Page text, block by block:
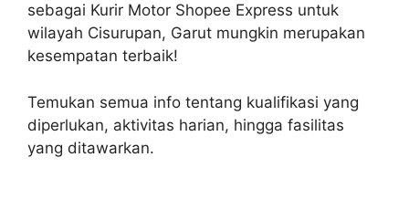
sebagai Kurir Motor Shopee Express untuk
wilayah Cisurupan, Garut mungkin merupakan
kesempatan terbaik!
Temukan semua info tentang kualifikasi yang
diperlukan, aktivitas harian, hingga fasilitas
yang ditawarkan.